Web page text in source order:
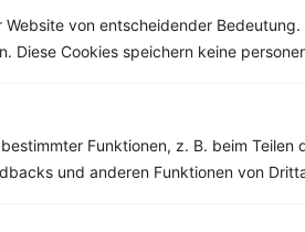
von entscheidender Bedeutung.
Diese Cookies speichern keine
Funktionen, z. B. beim Teilen
und anderen Funktionen von